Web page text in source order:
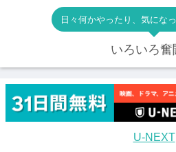
日々何かやったり、気にな
いろいろ奮
U-NEXT